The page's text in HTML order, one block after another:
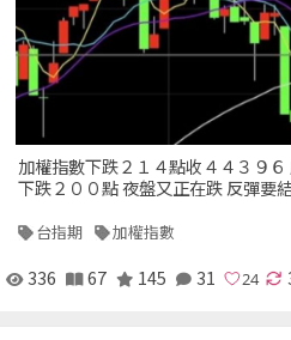
加權指數下跌２１４點收４４３９
下跌２００點 夜盤又正在跌 反彈要
台指期 加權指數
336 67 145 31